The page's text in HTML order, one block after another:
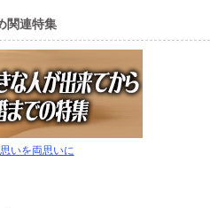
関連特集
いを両思いに